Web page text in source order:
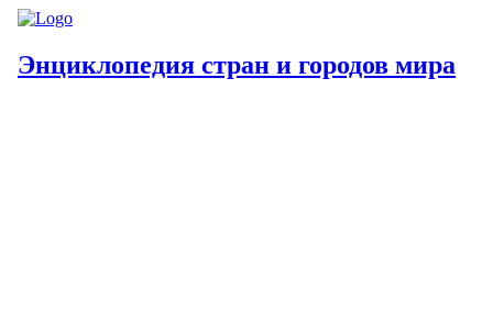
Энциклопедия стран и городов мира